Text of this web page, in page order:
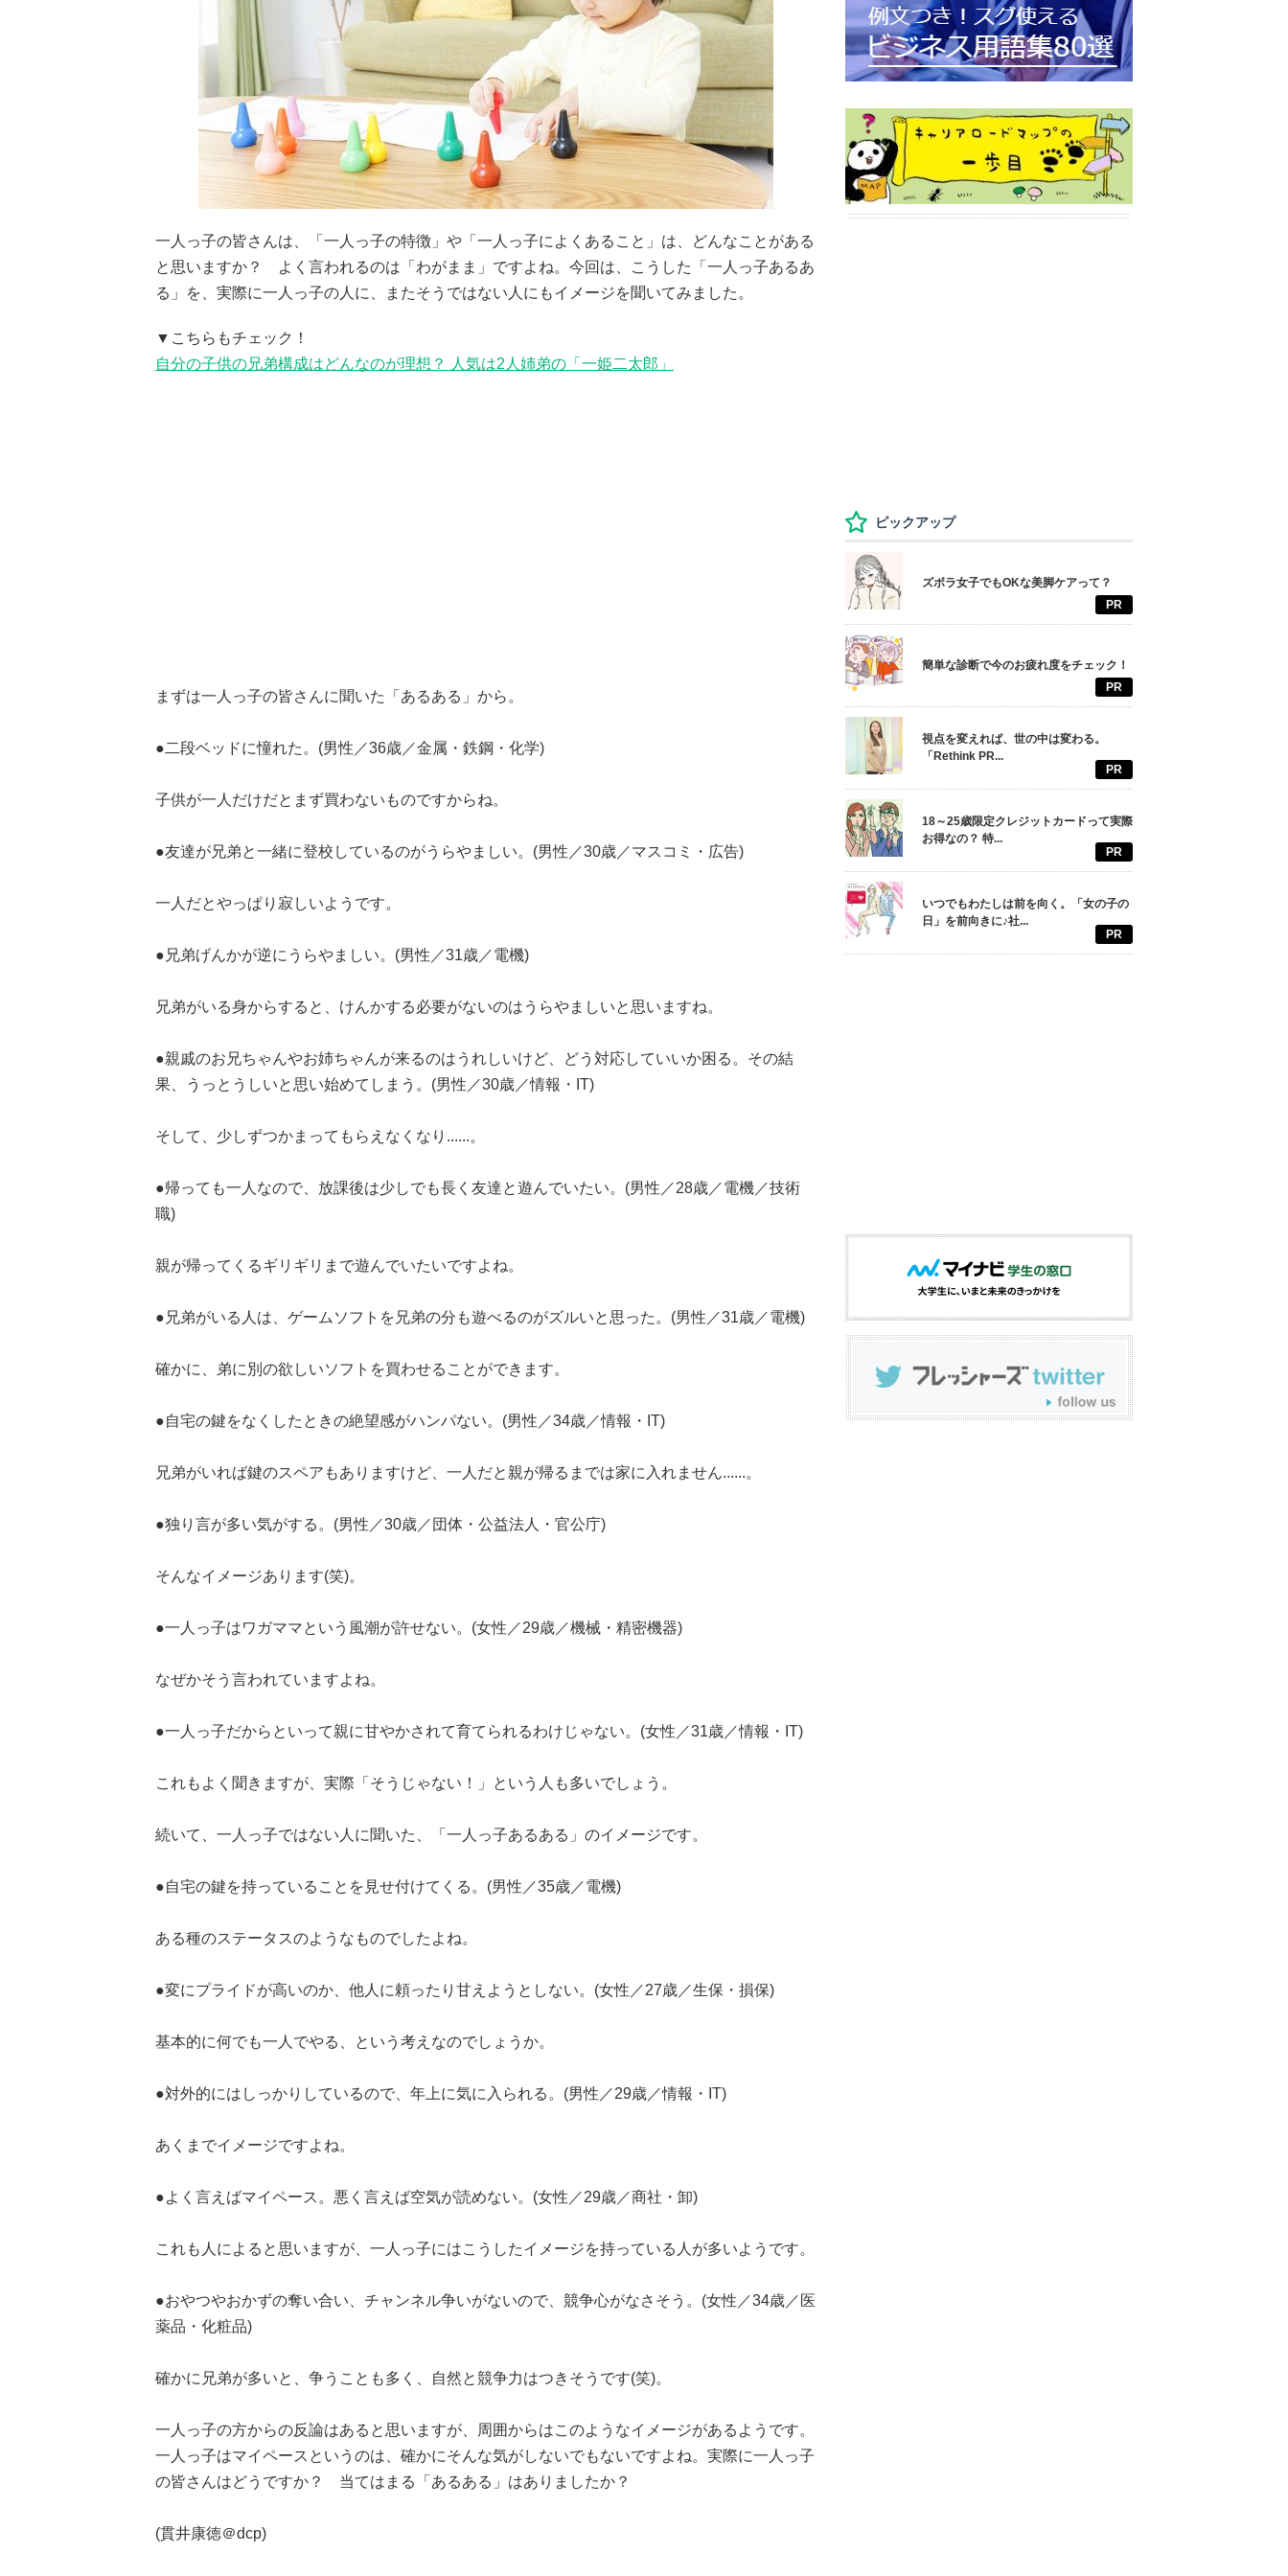
一人っ子の皆さんは、「一人っ子の特徴」や「一人っ子によくあること」は、どんなことがある
と思いますか？ よく言われるのは「わがまま」ですよね。今回は、こうした「一人っ子あるあ
る」を、実際に一人っ子の人に、またそうではない人にもイメージを聞いてみました。
▼こちらもチェック！
自分の子供の兄弟構成はどんなのが理想？ 人気は2人姉弟の「一姫二太郎」
まずは一人っ子の皆さんに聞いた「あるある」から。
●二段ベッドに憧れた。(男性／36歳／金属・鉄鋼・化学)
子供が一人だけだとまず買わないものですからね。
●友達が兄弟と一緒に登校しているのがうらやましい。(男性／30歳／マスコミ・広告)
一人だとやっぱり寂しいようです。
●兄弟げんかが逆にうらやましい。(男性／31歳／電機)
兄弟がいる身からすると、けんかする必要がないのはうらやましいと思いますね。
●親戚のお兄ちゃんやお姉ちゃんが来るのはうれしいけど、どう対応していいか困る。その結
果、うっとうしいと思い始めてしまう。(男性／30歳／情報・IT)
そして、少しずつかまってもらえなくなり......。
●帰っても一人なので、放課後は少しでも長く友達と遊んでいたい。(男性／28歳／電機／技術
職)
親が帰ってくるギリギリまで遊んでいたいですよね。
●兄弟がいる人は、ゲームソフトを兄弟の分も遊べるのがズルいと思った。(男性／31歳／電機)
確かに、弟に別の欲しいソフトを買わせることができます。
●自宅の鍵をなくしたときの絶望感がハンパない。(男性／34歳／情報・IT)
兄弟がいれば鍵のスペアもありますけど、一人だと親が帰るまでは家に入れません......。
●独り言が多い気がする。(男性／30歳／団体・公益法人・官公庁)
そんなイメージあります(笑)。
●一人っ子はワガママという風潮が許せない。(女性／29歳／機械・精密機器)
なぜかそう言われていますよね。
●一人っ子だからといって親に甘やかされて育てられるわけじゃない。(女性／31歳／情報・IT)
これもよく聞きますが、実際「そうじゃない！」という人も多いでしょう。
続いて、一人っ子ではない人に聞いた、「一人っ子あるある」のイメージです。
●自宅の鍵を持っていることを見せ付けてくる。(男性／35歳／電機)
ある種のステータスのようなものでしたよね。
●変にプライドが高いのか、他人に頼ったり甘えようとしない。(女性／27歳／生保・損保)
基本的に何でも一人でやる、という考えなのでしょうか。
●対外的にはしっかりしているので、年上に気に入られる。(男性／29歳／情報・IT)
あくまでイメージですよね。
●よく言えばマイペース。悪く言えば空気が読めない。(女性／29歳／商社・卸)
これも人によると思いますが、一人っ子にはこうしたイメージを持っている人が多いようです。
●おやつやおかずの奪い合い、チャンネル争いがないので、競争心がなさそう。(女性／34歳／医
薬品・化粧品)
確かに兄弟が多いと、争うことも多く、自然と競争力はつきそうです(笑)。
一人っ子の方からの反論はあると思いますが、周囲からはこのようなイメージがあるようです。
一人っ子はマイペースというのは、確かにそんな気がしないでもないですよね。実際に一人っ子
の皆さんはどうですか？ 当てはまる「あるある」はありましたか？
(貫井康徳＠dcp)
ピックアップ
ズボラ女子でもOKな美脚ケアって？
PR
簡単な診断で今のお疲れ度をチェック！
PR
視点を変えれば、世の中は変わる。
「Rethink PR...
PR
18～25歳限定クレジットカードって実際
お得なの？ 特...
PR
いつでもわたしは前を向く。「女の子の
日」を前向きに♪社...
PR